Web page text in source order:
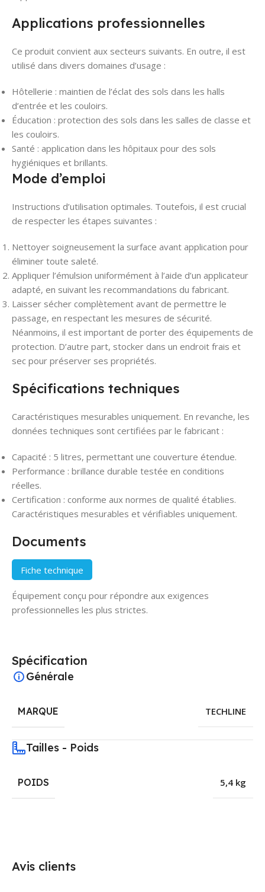
Applications professionnelles
Ce produit convient aux secteurs suivants. En outre, il est
utilisé dans divers domaines d’usage :
Hôtellerie : maintien de l’éclat des sols dans les halls
d’entrée et les couloirs.
Éducation : protection des sols dans les salles de classe et
les couloirs.
Santé : application dans les hôpitaux pour des sols
hygiéniques et brillants.
Mode d’emploi
Instructions d’utilisation optimales. Toutefois, il est crucial
de respecter les étapes suivantes :
Nettoyer soigneusement la surface avant application pour
éliminer toute saleté.
Appliquer l’émulsion uniformément à l’aide d’un applicateur
adapté, en suivant les recommandations du fabricant.
Laisser sécher complètement avant de permettre le
passage, en respectant les mesures de sécurité.
Néanmoins, il est important de porter des équipements de
protection. D’autre part, stocker dans un endroit frais et
sec pour préserver ses propriétés.
Spécifications techniques
Caractéristiques mesurables uniquement. En revanche, les
données techniques sont certifiées par le fabricant :
Capacité : 5 litres, permettant une couverture étendue.
Performance : brillance durable testée en conditions
réelles.
Certification : conforme aux normes de qualité établies.
Caractéristiques mesurables et vérifiables uniquement.
Documents
Fiche technique
Équipement conçu pour répondre aux exigences
professionnelles les plus strictes.
Spécification
Générale
MARQUE TECHLINE
Tailles - Poids
POIDS 5,4 kg
Avis clients